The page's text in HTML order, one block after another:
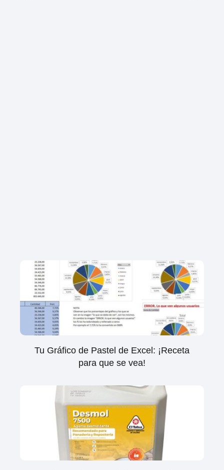
Tu Gráfico de Pastel de Excel: ¡Receta
para que se vea!